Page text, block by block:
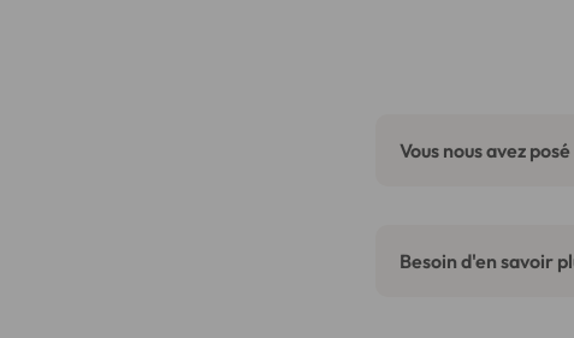
Vous nous avez
Besoin d'en savoir